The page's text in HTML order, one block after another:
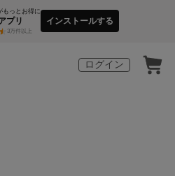
もっとお得に
プリ
3万件以上
インストールする
ログイン